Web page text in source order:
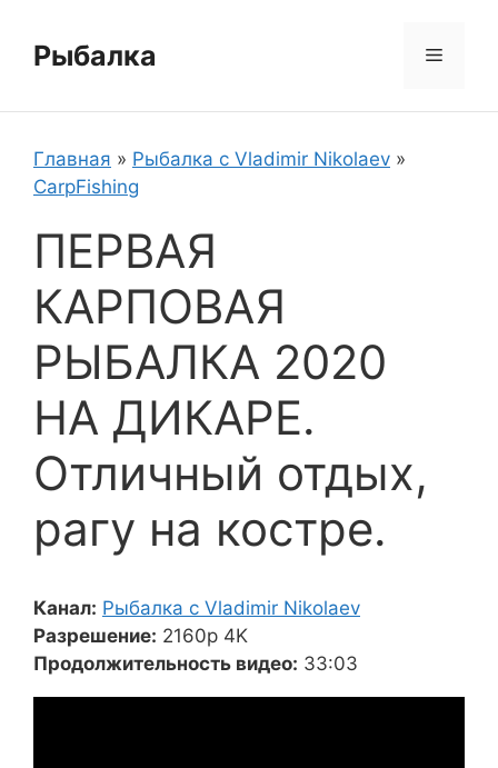
содержимому
Рыбалка Меню
Главная » Рыбалка с Vladimir Nikolaev »
CarpFishing
ПЕРВАЯ
КАРПОВАЯ
РЫБАЛКА 2020
НА ДИКАРЕ.
Отличный отдых,
рагу на костре.
Канал: Рыбалка с Vladimir Nikolaev
Разрешение: 2160p 4K
Продолжительность видео: 33:03